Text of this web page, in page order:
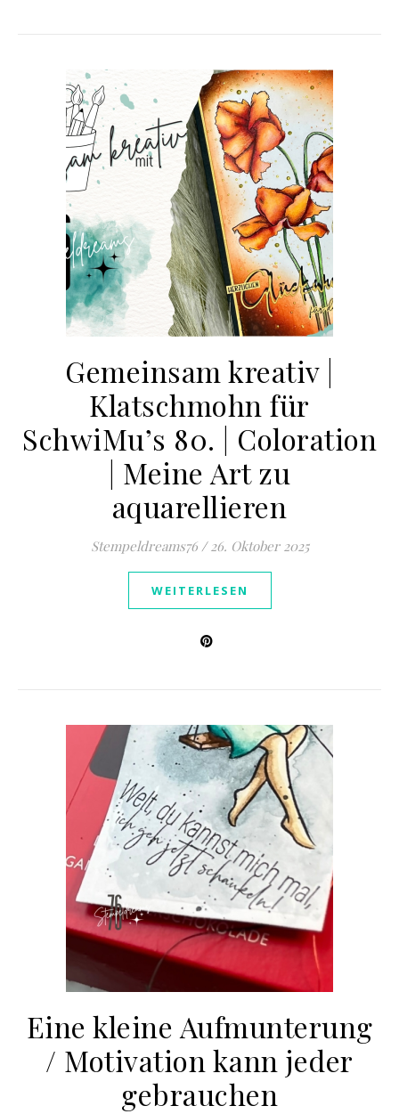
Gemeinsam kreativ |
Klatschmohn für
SchwiMu’s 80. | Coloration
| Meine Art zu
aquarellieren
Stempeldreams76 / 26. Oktober 2025
WEITERLESEN
Eine kleine Aufmunterung
/ Motivation kann jeder
gebrauchen